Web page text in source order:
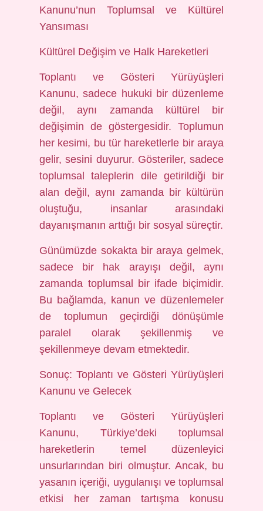
Kanunu’nun Toplumsal ve Kültürel
Yansıması
Kültürel Değişim ve Halk Hareketleri
Toplantı ve Gösteri Yürüyüşleri
Kanunu, sadece hukuki bir düzenleme
değil, aynı zamanda kültürel bir
değişimin de göstergesidir. Toplumun
her kesimi, bu tür hareketlerle bir araya
gelir, sesini duyurur. Gösteriler, sadece
toplumsal taleplerin dile getirildiği bir
alan değil, aynı zamanda bir kültürün
oluştuğu, insanlar arasındaki
dayanışmanın arttığı bir sosyal süreçtir.
Günümüzde sokakta bir araya gelmek,
sadece bir hak arayışı değil, aynı
zamanda toplumsal bir ifade biçimidir.
Bu bağlamda, kanun ve düzenlemeler
de toplumun geçirdiği dönüşümle
paralel olarak şekillenmiş ve
şekillenmeye devam etmektedir.
Sonuç: Toplantı ve Gösteri Yürüyüşleri
Kanunu ve Gelecek
Toplantı ve Gösteri Yürüyüşleri
Kanunu, Türkiye’deki toplumsal
hareketlerin temel düzenleyici
unsurlarından biri olmuştur. Ancak, bu
yasanın içeriği, uygulanışı ve toplumsal
etkisi her zaman tartışma konusu